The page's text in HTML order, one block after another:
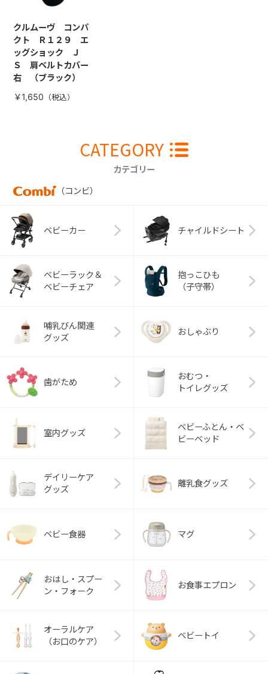
クルムーヴ コンパ
クト Ｒ１２９ エ
ッグショック Ｊ
Ｓ 肩ベルトカバー
右 （ブラック）
￥1,650
CATEGORY
カテゴリー
（コンビ）
ベビーカー チャイルドシート
ベビーラック＆
ベビーチェア
抱っこひも
（子守帯）
哺乳びん関連
グッズ
おしゃぶり
歯がため
おむつ・
トイレグッズ
室内グッズ
ベビーふとん・ベ
ビーベッド
デイリーケア
グッズ
離乳食グッズ
ベビー食器 マグ
おはし・スプー
ン・フォーク
お食事エプロン
オーラルケア
（お口のケア）
ベビートイ